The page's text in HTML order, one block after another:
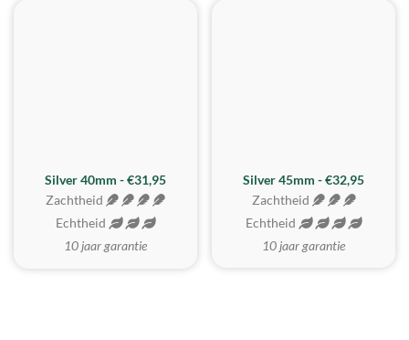
Silver 40mm - €31,95
Zachtheid
Echtheid
10 jaar garantie
MEEST GEKOZEN
Silver 45mm - €32,95
Zachtheid
Echtheid
10 jaar garantie